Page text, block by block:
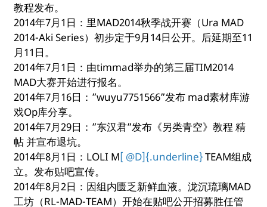
教程发布。
2014年7月1日：里MAD2014秋季战开赛（Ura MAD
2014-Aki Series）初步定于9月14日公开。后延期至11
月11日。
2014年7月1日：由timmad举办的第三届TIM2014
MAD大赛开始进行报名。
2014年7月16日：”wuyu7751566”发布 mad素材库游
戏Op库分享。
2014年7月29日：”东汉君”发布《另类青空》教程 精
帖 并宣布退坑。
2014年8月1日：LOLI M[ @D]{.underline}TEAM组成
立。发布贴吧宣传。
2014年8月2日：因组内匮乏新鲜血液。泷沉琉璃MAD
工坊（RL-MAD-TEAM）开始在贴吧公开招募胜任管